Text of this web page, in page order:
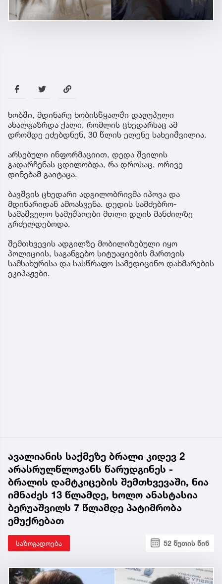
ხობში, მდინარე ხობისწყალში დაღუპული
ახალგაზრდა ქალი, რომლის ცხედარსაც ამ
დრომდე ეძებდნენ, 30 წლის ელენე სახეიშვილია.
არსებული ინფორმაციით, დედა შვილის
გადარჩენას ცდილობდა, რა დროსაც, ორივე
დინებამ გაიტაცა.
ბავშვის ცხედარი ადგილობრივმა იპოვა და
მდინარიდან ამოასვენა. დედის სამძებრო-
სამაშველო სამუშაოები მთლი დღის მანძილზე
გრძელდებოდა.
შემთხვევის ადგილზე მობილიზებული იყო
პოლიციის, საგანგებო სიტუაციების მართვის
სამსახურისა და სასწრაფო სამედიცინო დახმარების
ეკიპაჟები.
ავალიანის საქმეზე ბრალი კიდევ 2
არასრულწლოვანს წარუდგინეს -
ბრალის დამტკიცების შემთხვევაში, ნია
იმნაძეს 13 წლამდე, ხოლო ანასტასია
ბერუაშვილს 7 წლამდე პატიმრობა
ემუქრებათ
საზოგადოება 52 წუთის წინ